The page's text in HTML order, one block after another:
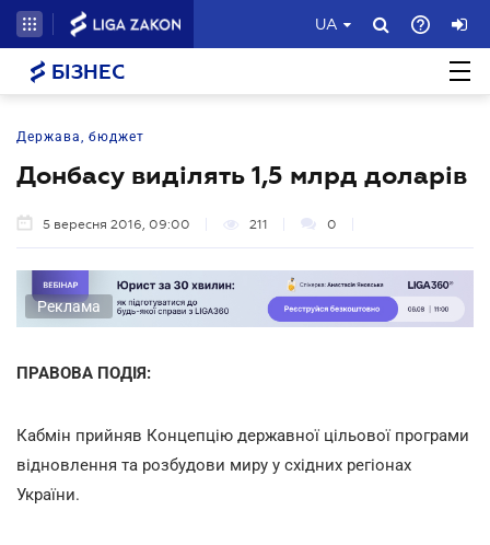
UA
БІЗНЕС
Держава, бюджет
Донбасу виділять 1,5 млрд доларів
5 вересня 2016, 09:00 211 0
Реклама
ПРАВОВА ПОДІЯ:
Кабмін прийняв Концепцію державної цільової програми
відновлення та розбудови миру у східних регіонах
України.